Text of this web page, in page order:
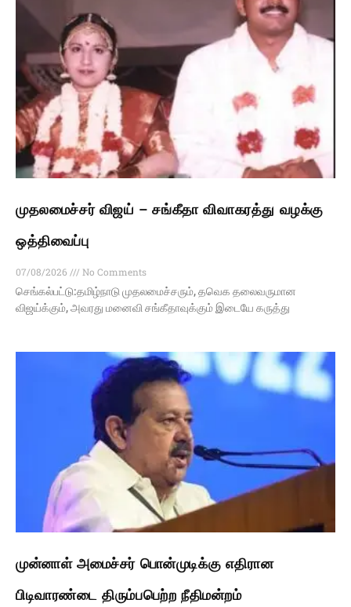
முதலமைச்சர் விஜய் – சங்கீதா விவாகரத்து வழக்கு
ஒத்திவைப்பு
07/08/2026
No Comments
செங்கல்பட்டு:தமிழ்நாடு முதலமைச்சரும், தவெக தலைவருமான
விஜய்க்கும், அவரது மனைவி சங்கீதாவுக்கும் இடையே கருத்து
முன்னாள் அமைச்சர் பொன்முடிக்கு எதிரான
பிடிவாரண்டை திரும்பபெற்ற நீதிமன்றம்